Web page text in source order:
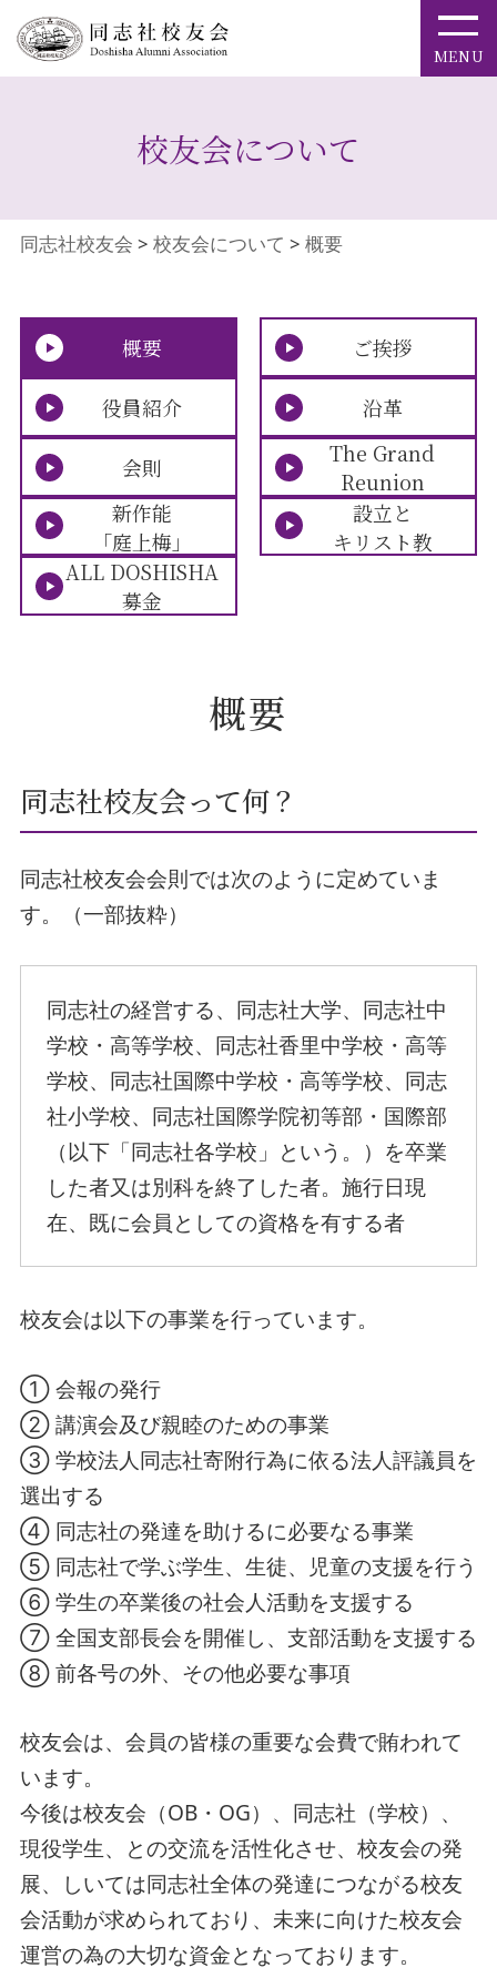
校友会について
同志社校友会 > 校友会について > 概要
概要 ご挨拶
役員紹介 沿革
会則
The Grand
Reunion
新作能
「庭上梅」
設立と
キリスト教
ALL DOSHISHA
募金
概要
同志社校友会って何？
同志社校友会会則では次のように定めていま
す。（一部抜粋）
同志社の経営する、同志社大学、同志社中
学校・高等学校、同志社香里中学校・高等
学校、同志社国際中学校・高等学校、同志
社小学校、同志社国際学院初等部・国際部
（以下「同志社各学校」という。）を卒業
した者又は別科を終了した者。施行日現
在、既に会員としての資格を有する者
校友会は以下の事業を行っています。
① 会報の発行
② 講演会及び親睦のための事業
③ 学校法人同志社寄附行為に依る法人評議員を
選出する
④ 同志社の発達を助けるに必要なる事業
⑤ 同志社で学ぶ学生、生徒、児童の支援を行う
⑥ 学生の卒業後の社会人活動を支援する
⑦ 全国支部長会を開催し、支部活動を支援する
⑧ 前各号の外、その他必要な事項
校友会は、会員の皆様の重要な会費で賄われて
います。
今後は校友会（OB・OG）、同志社（学校）、
現役学生、との交流を活性化させ、校友会の発
展、しいては同志社全体の発達につながる校友
会活動が求められており、未来に向けた校友会
運営の為の大切な資金となっております。